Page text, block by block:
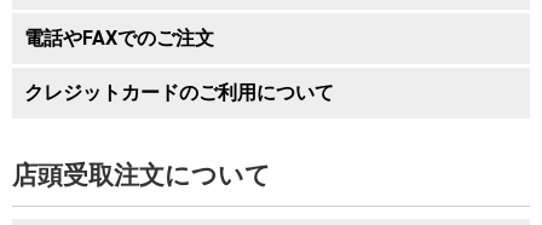
福岡、佐賀、長崎、大分、熊本、宮崎、鹿児
沖縄
電話やFAXでのご注文
クレジットカードのご利用について
店頭受取注文について